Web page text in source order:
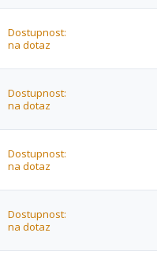
Dostupnost:
na dotaz
Dostupnost:
na dotaz
Dostupnost:
na dotaz
Dostupnost:
na dotaz